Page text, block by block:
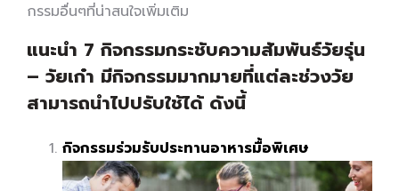
กรรมอื่นๆที่น่าสนใจเพิ่มเติม
แนะนำ 7 กิจกรรมกระชับความสัมพันธ์วัยรุ่น
– วัยเก๋า มีกิจกรรมมากมายที่แต่ละช่วงวัย
สามารถนำไปปรับใช้ได้ ดังนี้
กิจกรรมร่วมรับประทานอาหารมื้อพิเศษ